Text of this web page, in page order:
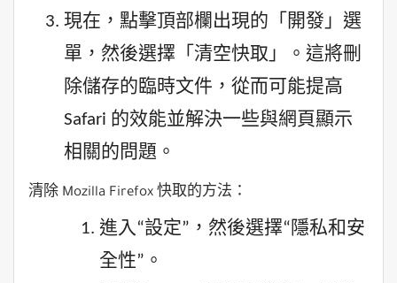
現在，點擊頂部欄出現的「開發」選
單，然後選擇「清空快取」。這將刪
除儲存的臨時文件，從而可能提高
Safari 的效能並解決一些與網頁顯示
相關的問題。
清除 Mozilla Firefox 快取的方法：
進入“設定”，然後選擇“隱私和安
全性”。